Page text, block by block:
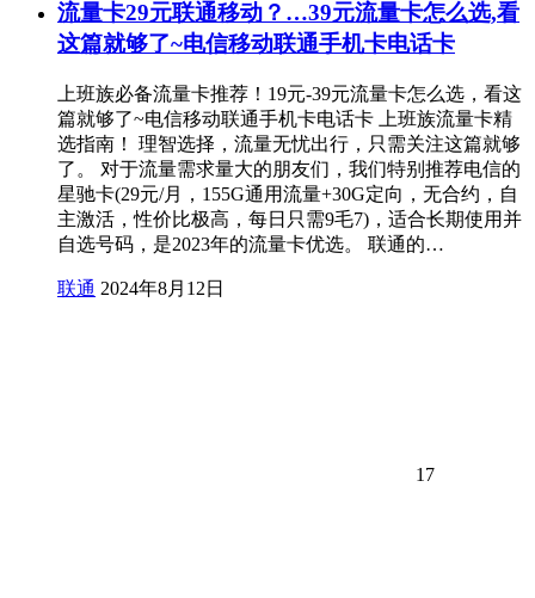
流量卡29元联通移动？…39元流量卡怎么选,看
这篇就够了~电信移动联通手机卡电话卡
上班族必备流量卡推荐！19元-39元流量卡怎么选，看这
篇就够了~电信移动联通手机卡电话卡 上班族流量卡精
选指南！ 理智选择，流量无忧出行，只需关注这篇就够
了。 对于流量需求量大的朋友们，我们特别推荐电信的
星驰卡(29元/月，155G通用流量+30G定向，无合约，自
主激活，性价比极高，每日只需9毛7)，适合长期使用并
自选号码，是2023年的流量卡优选。 联通的…
联通 2024年8月12日
17